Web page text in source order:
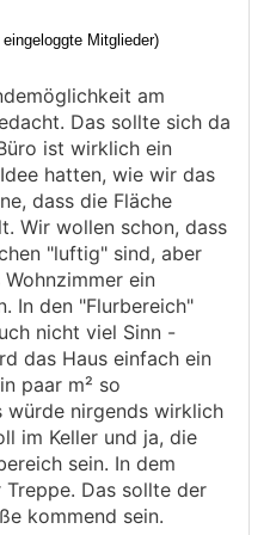
am
Das sollte sich da
ist wirklich ein
hatten, wie wir das
dass die Fläche
Wir wollen schon, dass
"luftig" sind, aber
ein
In den "Flurbereich"
nicht viel Sinn -
das Haus einfach ein
paar m² so
würde nirgends wirklich
im Keller und ja, die
sein. In dem
Treppe. Das sollte der
kommend sein.